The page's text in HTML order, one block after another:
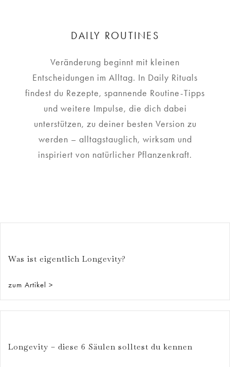
DAILY ROUTINES
Veränderung beginnt mit kleinen
Entscheidungen im Alltag. In Daily Rituals
findest du Rezepte, spannende Routine-Tipps
und weitere Impulse, die dich dabei
unterstützen, zu deiner besten Version zu
werden – alltagstauglich, wirksam und
inspiriert von natürlicher Pflanzenkraft.
Was ist eigentlich Longevity?
zum Artikel >
Longevity – diese 6 Säulen solltest du kennen